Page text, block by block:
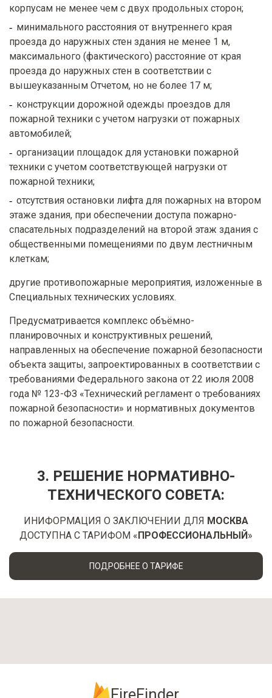
корпусам не менее чем с двух продольных сторон;
минимального расстояния от внутреннего края
проезда до наружных стен здания не менее 1 м,
максимального (фактического) расстояние от края
проезда до наружных стен в соответствии с
вышеуказанным Отчетом, но не более 17 м;
конструкции дорожной одежды проездов для
пожарной техники с учетом нагрузки от пожарных
автомобилей;
организации площадок для установки пожарной
техники с учетом соответствующей нагрузки от
пожарной техники;
отсутствия остановки лифта для пожарных на втором
этаже здания, при обеспечении доступа пожарно-
спасательных подразделений на второй этаж здания с
общественными помещениями по двум лестничным
клеткам;
другие противопожарные мероприятия, изложенные в
Специальных технических условиях.
Предусматривается комплекс объёмно-
планировочных и конструктивных решений,
направленных на обеспечение пожарной безопасности
объекта защиты, запроектированных в соответствии с
требованиями Федерального закона от 22 июля 2008
года № 123-ФЗ «Технический регламент о требованиях
пожарной безопасности» и нормативных документов
по пожарной безопасности.
3. РЕШЕНИЕ НОРМАТИВНО-
ТЕХНИЧЕСКОГО СОВЕТА:
ИНИФОРМАЦИЯ О ЗАКЛЮЧЕНИИ ДЛЯ МОСКВА
ДОСТУПНА С ТАРИФОМ «ПРОФЕССИОНАЛЬНЫЙ»
ПОДРОБНЕЕ О ТАРИФЕ
FireFinder